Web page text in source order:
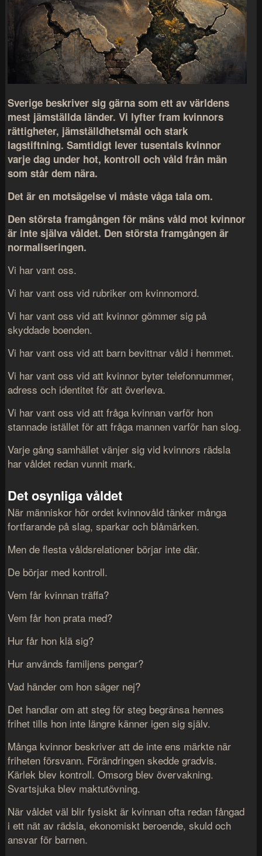
Sverige beskriver sig gärna som ett av världens
mest jämställda länder. Vi lyfter fram kvinnors
rättigheter, jämställdhetsmål och stark
lagstiftning. Samtidigt lever tusentals kvinnor
varje dag under hot, kontroll och våld från män
som står dem nära.
Det är en motsägelse vi måste våga tala om.
Den största framgången för mäns våld mot kvinnor
är inte själva våldet. Den största framgången är
normaliseringen.
Vi har vant oss.
Vi har vant oss vid rubriker om kvinnomord.
Vi har vant oss vid att kvinnor gömmer sig på
skyddade boenden.
Vi har vant oss vid att barn bevittnar våld i hemmet.
Vi har vant oss vid att kvinnor byter telefonnummer,
adress och identitet för att överleva.
Vi har vant oss vid att fråga kvinnan varför hon
stannade istället för att fråga mannen varför han slog.
Varje gång samhället vänjer sig vid kvinnors rädsla
har våldet redan vunnit mark.
Det osynliga våldet
När människor hör ordet kvinnovåld tänker många
fortfarande på slag, sparkar och blåmärken.
Men de flesta våldsrelationer börjar inte där.
De börjar med kontroll.
Vem får kvinnan träffa?
Vem får hon prata med?
Hur får hon klä sig?
Hur används familjens pengar?
Vad händer om hon säger nej?
Det handlar om att steg för steg begränsa hennes
frihet tills hon inte längre känner igen sig själv.
Många kvinnor beskriver att de inte ens märkte när
friheten försvann. Förändringen skedde gradvis.
Kärlek blev kontroll. Omsorg blev övervakning.
Svartsjuka blev maktutövning.
När våldet väl blir fysiskt är kvinnan ofta redan fångad
i ett nät av rädsla, ekonomiskt beroende, skuld och
ansvar för barnen.